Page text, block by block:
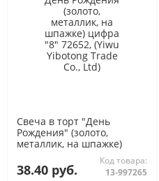
Свеча в торт "День
Рождения" (золото,
металлик, на шпажке)
цифра "8" 72652, (Yiwu
Yibotong Trade Co., Ltd)
38.40 руб.
Код товара:
13-997265